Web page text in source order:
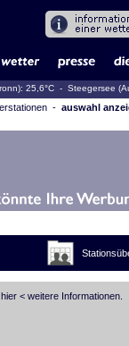
25,6°C - Steegersee
- auswahl
hier< weitere Informationen.